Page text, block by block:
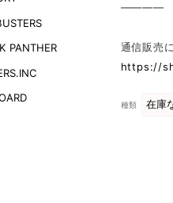
PANTHER
————
通信販売
https://
種類